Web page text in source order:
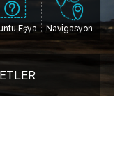
Eşya Navigasyon